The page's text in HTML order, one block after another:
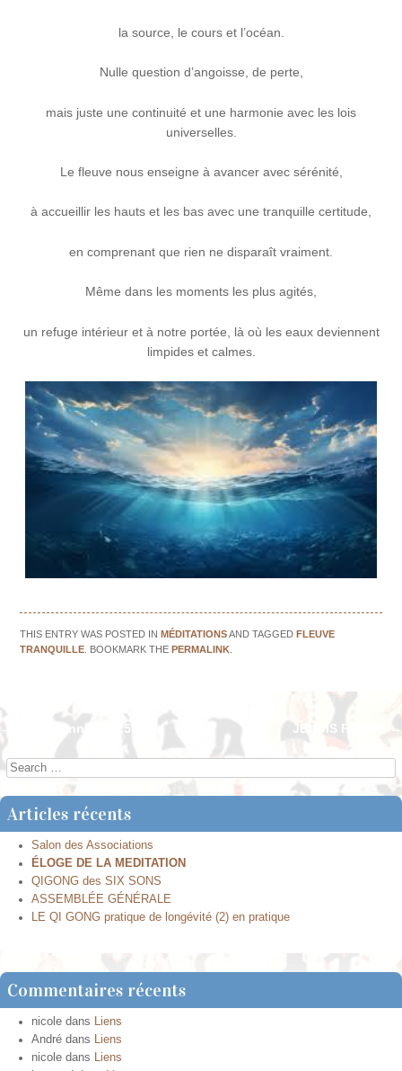
la source, le cours et l’océan.
Nulle question d’angoisse, de perte,
mais juste une continuité et une harmonie avec les lois
universelles.
Le fleuve nous enseigne à avancer avec sérénité,
à accueillir les hauts et les bas avec une tranquille certitude,
en comprenant que rien ne disparaît vraiment.
Même dans les moments les plus agités,
un refuge intérieur et à notre portée, là où les eaux deviennent
limpides et calmes.
THIS ENTRY WAS POSTED IN MÉDITATIONSAND TAGGED FLEUVE
TRANQUILLE . BOOKMARK THE PERMALINK
Post navigation
← Bonne Année 2025 ! JEUDIS FÉRIÉS →
Search
Articles récents
Salon des Associations
ÉLOGE DE LA MEDITATION
QIGONG des SIX SONS
ASSEMBLÉE GÉNÉRALE
LE QI GONG pratique de longévité (2) en pratique
Commentaires récents
nicole dans
Liens
André dans
Liens
nicole dans
Liens